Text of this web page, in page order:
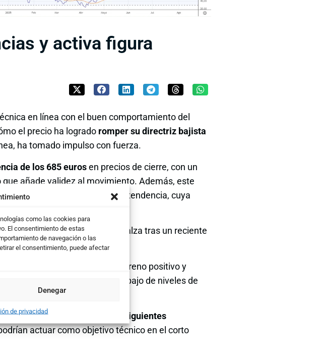
como las cookies para
El consentimiento de estas
de navegación o las
el consentimiento, puede afectar
Denegar
de privacidad
y activa figura
en línea con el buen comportamiento del
el precio ha logrado romper su directriz bajista
ha tomado impulso con fuerza.
de los 685 eurosen precios de cierre, con un
que añade validez al movimiento. Además, este
, figura clásica de cambio de tendencia, cuya
50 sesiones, ambas giradas al alza tras un reciente
el
ha entrado en terreno positivo y
fuerte aunque aún por debajo de niveles de
y 618 euros
siguientes
actuar como objetivo técnico en el corto